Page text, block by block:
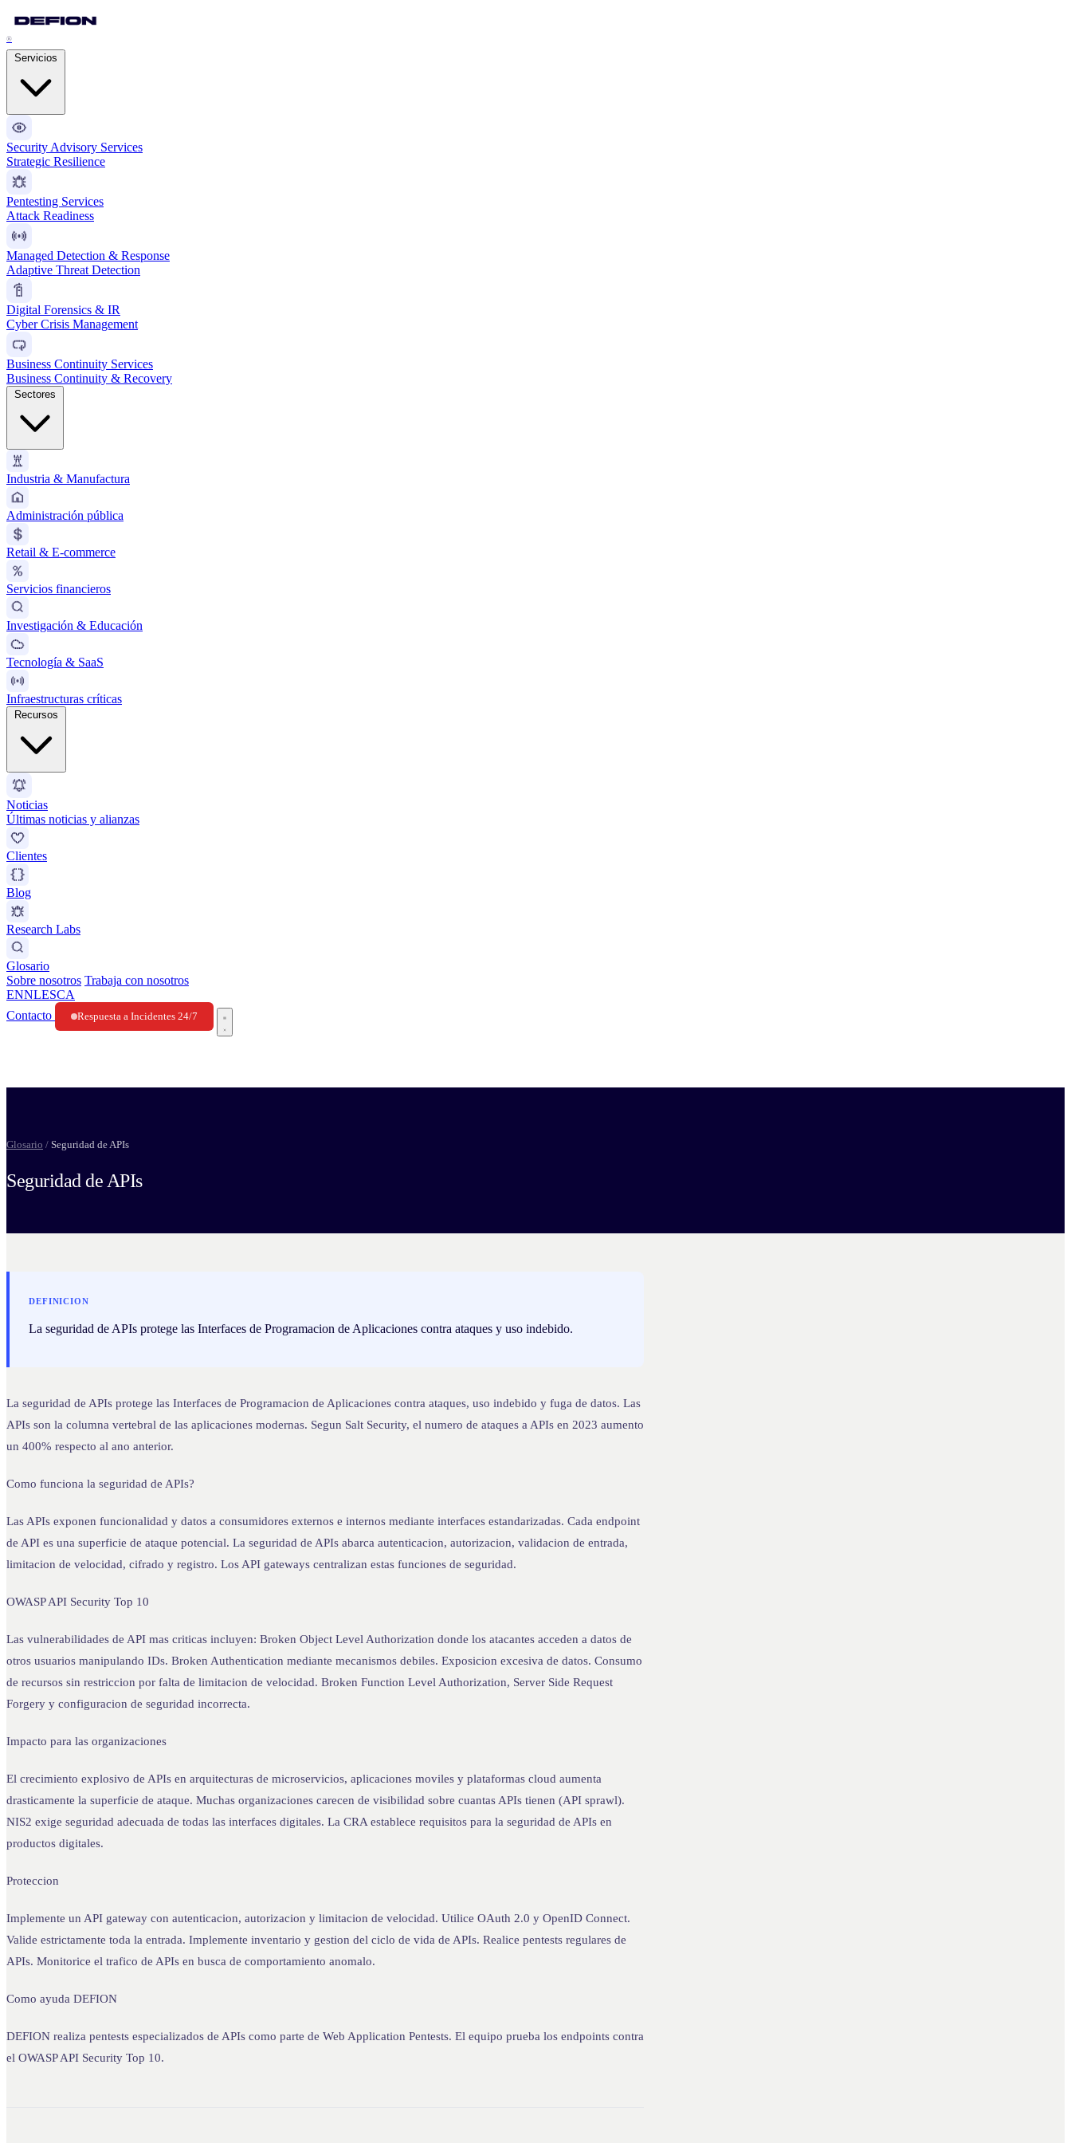
®
Security Advisory Services
Strategic Resilience
Pentesting Services
Attack Readiness
Managed Detection & Response
Adaptive Threat Detection
Digital Forensics & IR
Cyber Crisis Management
Business Continuity Services
Business Continuity & Recovery
Industria & Manufactura
Administración pública
Retail & E-commerce
Servicios financieros
Investigación & Educación
Tecnología & SaaS
Infraestructuras críticas
Noticias
Últimas noticias y alianzas
Clientes
Blog
Research Labs
Glosario
Sobre nosotros Trabaja con nosotros
ENNLESCA
Contacto
Respuesta a Incidentes 24/7
Glosario / Seguridad de APIs
Seguridad de APIs
DEFINICION
La seguridad de APIs protege las Interfaces de Programacion de Aplicaciones contra ataques y uso indebido.
La seguridad de APIs protege las Interfaces de Programacion de Aplicaciones contra ataques, uso indebido y fuga de datos. Las
APIs son la columna vertebral de las aplicaciones modernas. Segun Salt Security, el numero de ataques a APIs en 2023 aumento
un 400% respecto al ano anterior.
Como funciona la seguridad de APIs?
Las APIs exponen funcionalidad y datos a consumidores externos e internos mediante interfaces estandarizadas. Cada endpoint
de API es una superficie de ataque potencial. La seguridad de APIs abarca autenticacion, autorizacion, validacion de entrada,
limitacion de velocidad, cifrado y registro. Los API gateways centralizan estas funciones de seguridad.
OWASP API Security Top 10
Las vulnerabilidades de API mas criticas incluyen: Broken Object Level Authorization donde los atacantes acceden a datos de
otros usuarios manipulando IDs. Broken Authentication mediante mecanismos debiles. Exposicion excesiva de datos. Consumo
de recursos sin restriccion por falta de limitacion de velocidad. Broken Function Level Authorization, Server Side Request
Forgery y configuracion de seguridad incorrecta.
Impacto para las organizaciones
El crecimiento explosivo de APIs en arquitecturas de microservicios, aplicaciones moviles y plataformas cloud aumenta
drasticamente la superficie de ataque. Muchas organizaciones carecen de visibilidad sobre cuantas APIs tienen (API sprawl).
NIS2 exige seguridad adecuada de todas las interfaces digitales. La CRA establece requisitos para la seguridad de APIs en
productos digitales.
Proteccion
Implemente un API gateway con autenticacion, autorizacion y limitacion de velocidad. Utilice OAuth 2.0 y OpenID Connect.
Valide estrictamente toda la entrada. Implemente inventario y gestion del ciclo de vida de APIs. Realice pentests regulares de
APIs. Monitorice el trafico de APIs en busca de comportamiento anomalo.
Como ayuda DEFION
DEFION realiza pentests especializados de APIs como parte de Web Application Pentests. El equipo prueba los endpoints contra
el OWASP API Security Top 10.